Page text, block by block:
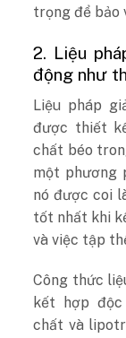
trọng để bảo
2. Liệu
động như
Liệu pháp
được thiết
chất béo
một phương
nó được coi
tốt nhất khi
và việc tập
Công thức
kết hợp
chất và